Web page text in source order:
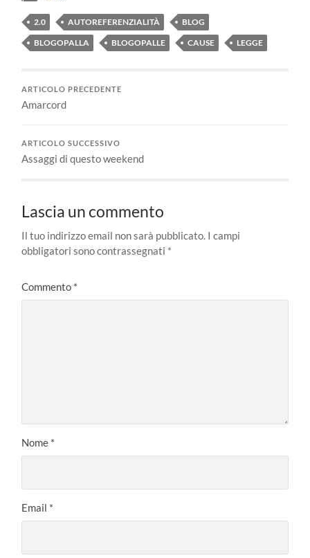
2.0 AUTOREFERENZIALITÀ
BLOG
BLOGOPALLA
BLOGOPALLE CAUSE LEGGE
ARTICOLO PRECEDENTE
Amarcord
ARTICOLO SUCCESSIVO
Assaggi di questo weekend
Lascia un commento
Il tuo indirizzo email non sarà pubblicato. I campi
obbligatori sono contrassegnati *
Commento *
Nome *
Email *